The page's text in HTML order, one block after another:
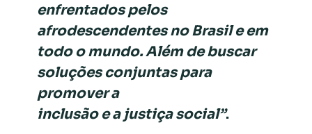
enfrentados pelos
afrodescendentes no Brasil e em
todo o mundo. Além de buscar
soluções conjuntas para
promover a
inclusão e a justiça social”.